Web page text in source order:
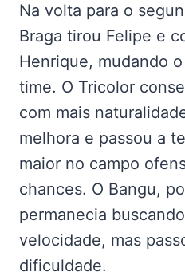
Na volta para o
Braga tirou Felipe e
Henrique, mudando
time. O Tricolor
com mais
melhora e passou a
maior no campo
chances. O Bangu,
permanecia
velocidade, mas
dificuldade.